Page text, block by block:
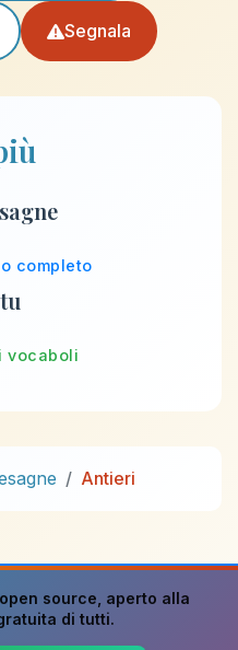
Segnala
completo
vocaboli
Antieri
open source , aperto alla
di tutti.